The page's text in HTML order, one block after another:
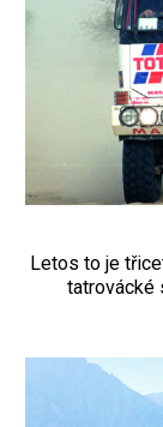
Letos to je
tatrovácké